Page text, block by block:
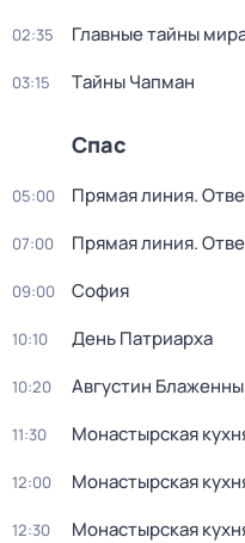
02:35 Главные тайны
03:15 Тaйны Чапман
Спас
05:00 Прямая линия.
07:00 Прямая линия.
09:00 София
10:10 День Патриарха
10:20 Августин
11:30 Монастырская
12:00 Монастырская
12:30 Монастырская